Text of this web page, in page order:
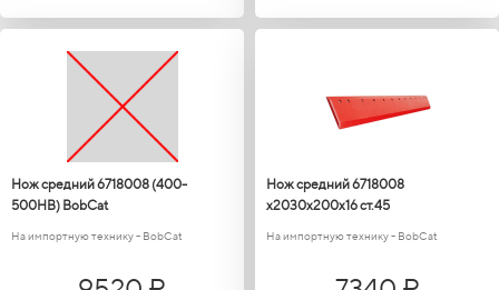
Нож средний 6718008 (400-
500HB) BobCat
На импортную технику - BobCat
Нож средний 6718008
х2030х200х16 ст.45
На импортную технику - BobCat